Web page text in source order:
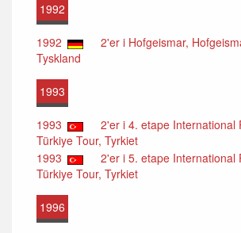
1992
1992
2'er i Hofgeismar,
Tyskland
1993
1993
2'er i 4. etape International
Türkiye Tour, Tyrkiet
1993
2'er i 5. etape International
Türkiye Tour, Tyrkiet
1996